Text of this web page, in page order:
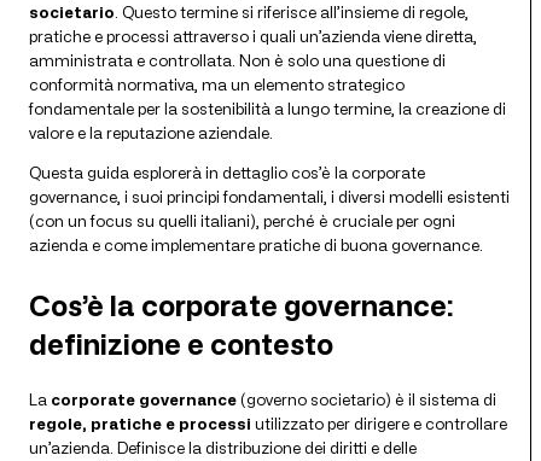
societario . Questo termine si riferisce all’insieme di regole,
pratiche e processi attraverso i quali un’azienda viene diretta,
amministrata e controllata. Non è solo una questione di
conformità normativa, ma un elemento strategico
fondamentale per la sostenibilità a lungo termine, la creazione di
valore e la reputazione aziendale.
Questa guida esplorerà in dettaglio cos’è la corporate
governance, i suoi principi fondamentali, i diversi modelli esistenti
(con un focus su quelli italiani), perché è cruciale per ogni
azienda e come implementare pratiche di buona governance.
Cos’è la corporate governance:
definizione e contesto
La corporate governance(governo societario) è il sistema di
regole, pratiche e processi utilizzato per dirigere e controllare
un’azienda. Definisce la distribuzione dei diritti e delle